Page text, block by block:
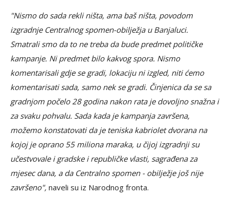
"Nismo do sada rekli ništa, ama baš ništa, povodom
izgradnje Centralnog spomen-obilježja u Banjaluci.
Smatrali smo da to ne treba da bude predmet političke
kampanje. Ni predmet bilo kakvog spora. Nismo
komentarisali gdje se gradi, lokaciju ni izgled, niti ćemo
komentarisati sada, samo nek se gradi. Činjenica da se sa
gradnjom počelo 28 godina nakon rata je dovoljno snažna i
za svaku pohvalu. Sada kada je kampanja završena,
možemo konstatovati da je teniska kabriolet dvorana na
kojoj je oprano 55 miliona maraka, u čijoj izgradnji su
učestvovale i gradske i republičke vlasti, sagrađena za
mjesec dana, a da Centralno spomen - obilježje još nije
završeno", naveli su iz Narodnog fronta.